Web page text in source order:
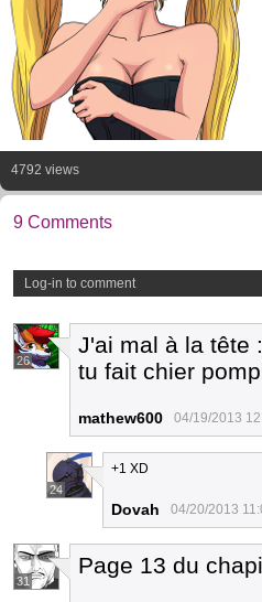
4792 views
9 Comments
Log-in to comment
26
J'ai mal à la tête
tu fait chier
mathew600 04/19/2013
24
+1 XD
Dovah 04/20/2013
31
Page 13 du